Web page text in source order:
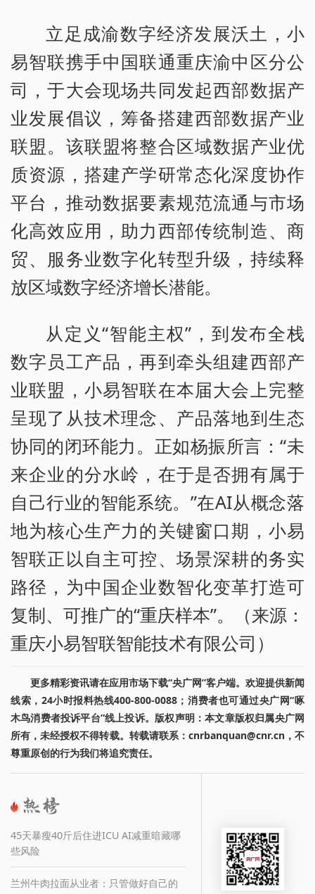
立足成渝数字经济发展沃土，小
易智联携手中国联通重庆渝中区分公
司，于大会现场共同发起西部数据产
业发展倡议，筹备搭建西部数据产业
联盟。该联盟将整合区域数据产业优
质资源，搭建产学研常态化深度协作
平台，推动数据要素规范流通与市场
化高效应用，助力西部传统制造、商
贸、服务业数字化转型升级，持续释
放区域数字经济增长潜能。
从定义“智能主权”，到发布全栈
数字员工产品，再到牵头组建西部产
业联盟，小易智联在本届大会上完整
呈现了从技术理念、产品落地到生态
协同的闭环能力。正如杨振所言：“未
来企业的分水岭，在于是否拥有属于
自己行业的智能系统。”在AI从概念落
地为核心生产力的关键窗口期，小易
智联正以自主可控、场景深耕的务实
路径，为中国企业数智化变革打造可
复制、可推广的“重庆样本”。（来源：
重庆小易智联智能技术有限公司）
更多精彩资讯请在应用市场下载“央广网”客户端。欢迎提供新闻
线索，24小时报料热线400-800-0088；消费者也可通过央广网“啄
木鸟消费者投诉平台”线上投诉。版权声明：本文章版权归属央广网
所有，未经授权不得转载。转载请联系：cnrbanquan@cnr.cn，不
尊重原创的行为我们将追究责任。
45天暴瘦40斤后住进ICU AI减重暗藏哪
些风险
兰州牛肉拉面从业者：只管做好自己的